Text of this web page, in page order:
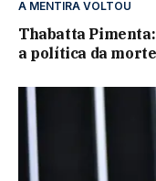
A MENTIRA VOLTOU
Thabatta
a política da